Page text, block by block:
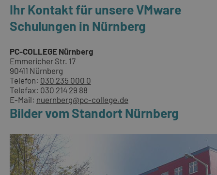
Ihr Kontakt für unsere VMware
Schulungen in Nürnberg
PC-COLLEGE Nürnberg
Emmericher Str. 17
90411 Nürnberg
Telefon: 030 235 000 0
Telefax: 030 214 29 88
E-Mail: nuernberg@pc-college.de
Bilder vom Standort Nürnberg